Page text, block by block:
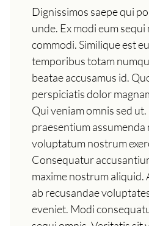
Dignissimos saepe qui
unde. Ex modi eum
commodi. Similique est
temporibus totam
beatae accusamus id.
perspiciatis dolor
Qui veniam omnis sed
praesentium assumenda
voluptatum nostrum
Consequatur
maxime nostrum aliquid.
ab recusandae
eveniet. Modi